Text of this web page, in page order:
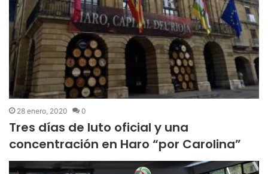
28 enero, 2020 0
Tres días de luto oficial y una
concentración en Haro “por Carolina”